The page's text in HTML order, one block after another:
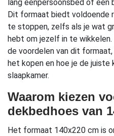
lang eenpersoonsbed of
Dit formaat biedt voldoende
te stoppen, zelfs als je wat
hebt om jezelf in te
de voordelen van dit
het kopen en hoe je de juiste
slaapkamer.
Waarom kiezen
dekbedhoes van
Het formaat 140x220 cm is